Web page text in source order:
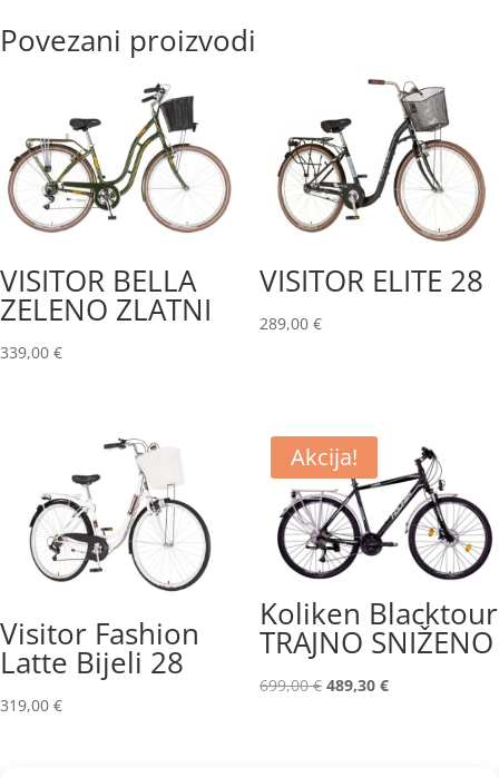
Povezani proizvodi
VISITOR BELLA
ZELENO ZLATNI
339,00 €
VISITOR ELITE 28
289,00 €
Visitor Fashion
Latte Bijeli 28
319,00 €
Akcija!
Koliken Blacktour
TRAJNO SNIŽENO
699,00€ Izvorna
489,30 €Trenutna